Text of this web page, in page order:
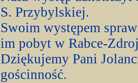
S. Przybylskiej.
Swoim występem
im pobyt w Rabce-
Dziękujemy Pani
gościnność.